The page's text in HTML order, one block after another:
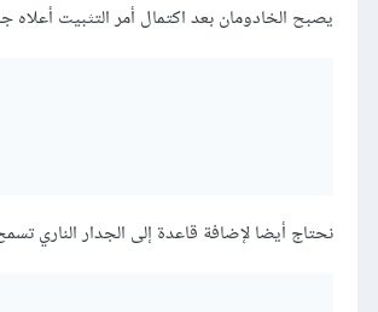
يصبح الخادومان بعد اكتمال أمر التثبيت أعلاه
نحتاج أيضا لإضافة قاعدة إلى الجدار الناري